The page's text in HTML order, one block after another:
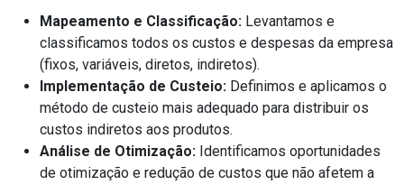
Mapeamento e Classificação: Levantamos e
classificamos todos os custos e despesas da empresa
(fixos, variáveis, diretos, indiretos).
Implementação de Custeio: Definimos e aplicamos o
método de custeio mais adequado para distribuir os
custos indiretos aos produtos.
Análise de Otimização: Identificamos oportunidades
de otimização e redução de custos que não afetem a